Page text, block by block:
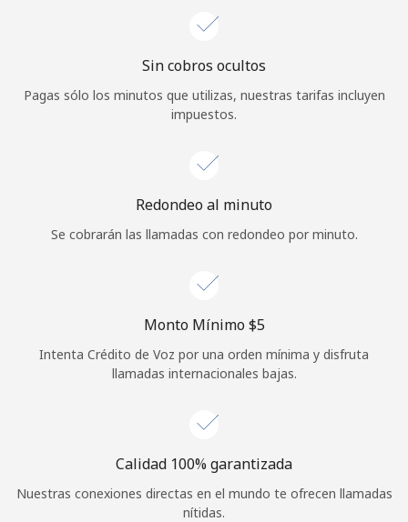
¡Hola!
Inicia sesión oREGÍSTRATE →
¿Olvidaste tu contraseña? →
Continuar con
Sin cobros ocultos
Pagas sólo los minutos que utilizas, nuestras tarifas incluyen
impuestos.
Redondeo al minuto
Se cobrarán las llamadas con redondeo por minuto.
Monto Mínimo ⁦$5⁩
Intenta Crédito de Voz por una orden mínima y disfruta
llamadas internacionales bajas.
Calidad 100% garantizada
Nuestras conexiones directas en el mundo te ofrecen llamadas
nítidas.